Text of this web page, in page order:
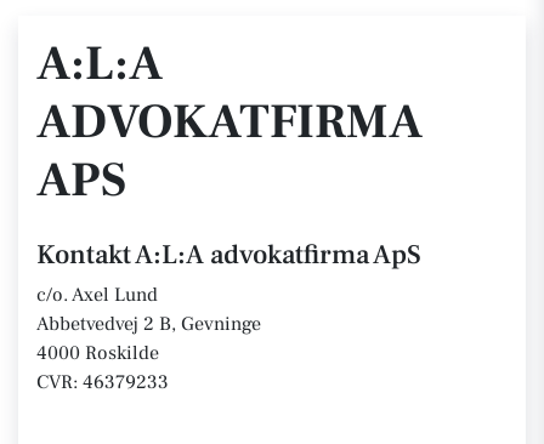
A:L:A
ADVOKATFIRMA
APS
Kontakt A:L:A advokatfirma ApS
c/o. Axel Lund
Abbetvedvej 2 B, Gevninge
4000 Roskilde
CVR: 46379233